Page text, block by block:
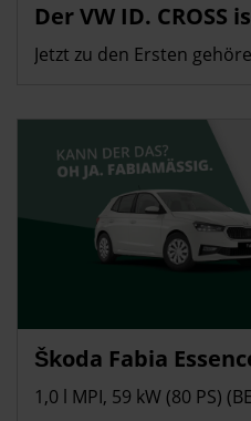
Energieverbrauch in kWh/100 km
(kombiniert): 0 g/km | CO2-Klasse:
Der VW ID. CROSS
Jetzt zu den Ersten
Energieverbrauch in l/100 km
(kombiniert): 116 g/km, CO2-Klasse: D
Škoda Fabia
1,0 l MPI, 59 kW (80 PS)